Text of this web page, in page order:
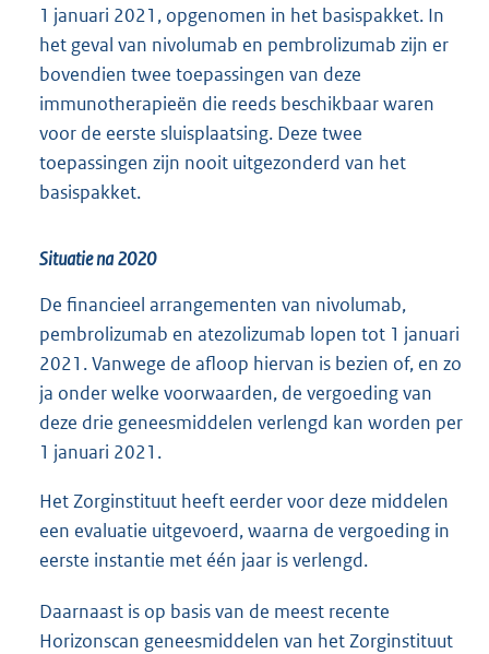
1 januari 2021, opgenomen in het basispakket. In
het geval van nivolumab en pembrolizumab zijn er
bovendien twee toepassingen van deze
immunotherapieën die reeds beschikbaar waren
voor de eerste sluisplaatsing. Deze twee
toepassingen zijn nooit uitgezonderd van het
basispakket.
Situatie na 2020
De financieel arrangementen van nivolumab,
pembrolizumab en atezolizumab lopen tot 1 januari
2021. Vanwege de afloop hiervan is bezien of, en zo
ja onder welke voorwaarden, de vergoeding van
deze drie geneesmiddelen verlengd kan worden per
1 januari 2021.
Het Zorginstituut heeft eerder voor deze middelen
een evaluatie uitgevoerd, waarna de vergoeding in
eerste instantie met één jaar is verlengd.
Daarnaast is op basis van de meest recente
Horizonscan geneesmiddelen van het Zorginstituut